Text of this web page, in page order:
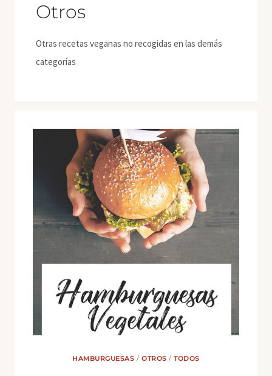
Otros
Otras recetas veganas no recogidas en las demás
categorías
HAMBURGUESAS /OTROS /TODOS